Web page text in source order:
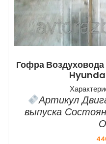
Гофра
Артикул
выпуска